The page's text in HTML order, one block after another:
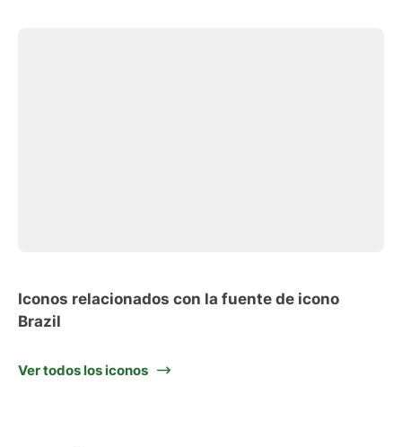
Iconos relacionados con la fuente de icono
Brazil
Ver todos los iconos